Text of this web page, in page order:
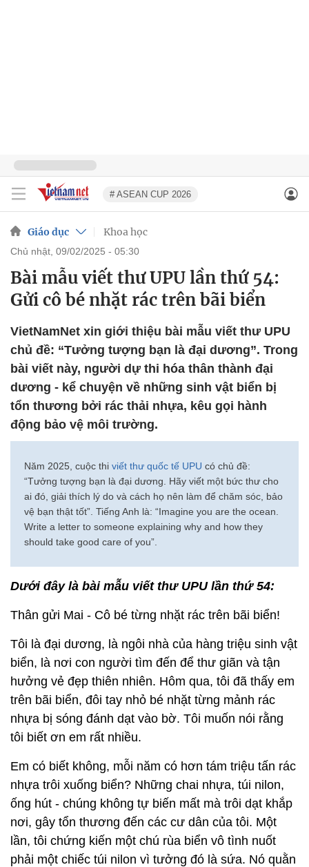
# ASEAN CUP 2026
Giáo dục Khoa học
chủ nhật, 09/02/2025 - 05:30
Bài mẫu viết thư UPU lần thứ 54:
Gửi cô bé nhặt rác trên bãi biển
VietNamNet xin giới thiệu bài mẫu viết thư UPU
chủ đề: “Tưởng tượng bạn là đại dương”. Trong
bài viết này, người dự thi hóa thân thành đại
dương - kể chuyện về những sinh vật biển bị
tổn thương bởi rác thải nhựa, kêu gọi hành
động bảo vệ môi trường.
Năm 2025, cuộc thi viết thư quốc tế UPU có chủ đề:
“Tưởng tượng bạn là đại dương. Hãy viết một bức thư cho
ai đó, giải thích lý do và cách họ nên làm để chăm sóc, bảo
vệ bạn thật tốt”. Tiếng Anh là: “Imagine you are the ocean.
Write a letter to someone explaining why and how they
should take good care of you”.
Dưới đây là bài mẫu viết thư UPU lần thứ 54:
Thân gửi Mai - Cô bé từng nhặt rác trên bãi biển!
Tôi là đại dương, là ngôi nhà của hàng triệu sinh vật
biển, là nơi con người tìm đến để thư giãn và tận
hưởng vẻ đẹp thiên nhiên. Hôm qua, tôi đã thấy em
trên bãi biển, đôi tay nhỏ bé nhặt từng mảnh rác
nhựa bị sóng đánh dạt vào bờ. Tôi muốn nói rằng
tôi biết ơn em rất nhiều.
Em có biết không, mỗi năm có hơn tám triệu tấn rác
nhựa trôi xuống biển? Những chai nhựa, túi nilon,
ống hút - chúng không tự biến mất mà trôi dạt khắp
nơi, gây tổn thương đến các cư dân của tôi. Một
lần, tôi chứng kiến một chú rùa biển vô tình nuốt
phải một chiếc túi nilon vì tưởng đó là sứa. Nó quằn